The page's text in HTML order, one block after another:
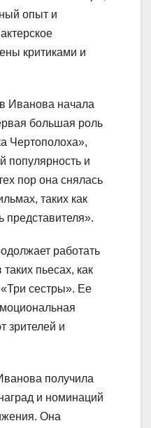
опыт и
критиками и
Иванова начала
большая роль
Чертополоха»,
популярность и
пор она снялась
таких как
представителя».
работать
пьесах, как
сестры». Ее
зрителей и
получила
и номинаций
Она